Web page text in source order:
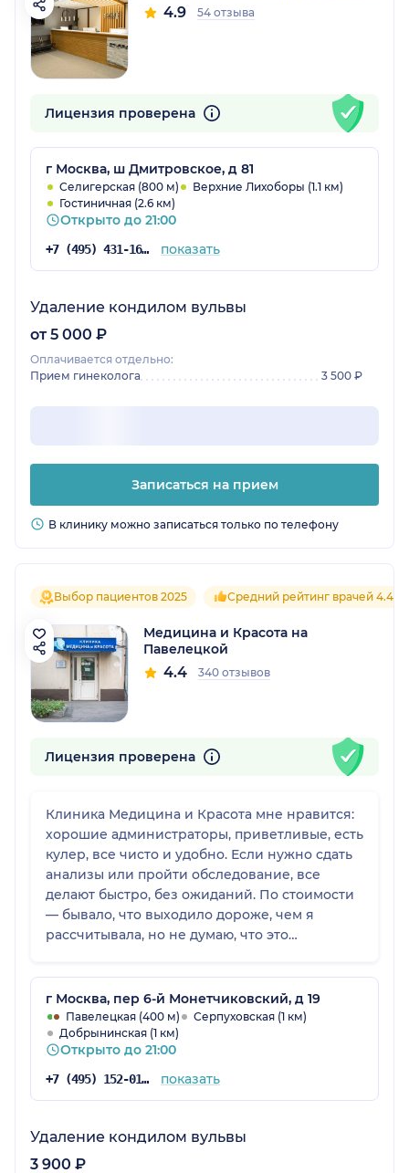
4.9 54 отзыва
Лицензия проверена
г Москва, ш Дмитровское, д 81
Селигерская (800 м)
Верхние Лихоборы (1.1 км)
Гостиничная (2.6 км)
Открыто до 21:00
+7 (495) 431-16-92 показать
Удаление кондилом вульвы
от 5 000 ₽
Оплачивается отдельно:
Прием гинеколога
3 500 ₽
Записаться на прием
В клинику можно записаться только по телефону
Выбор пациентов 2025 Средний рейтинг врачей 4.4
Медицина и Красота на
Павелецкой
4.4 340 отзывов
Лицензия проверена
Клиника Медицина и Красота мне нравится:
хорошие администраторы, приветливые, есть
кулер, все чисто и удобно. Если нужно сдать
анализы или пройти обследование, все
делают быстро, без ожиданий. По стоимости
— бывало, что выходило дороже, чем я
рассчитывала, но не думаю, что это
дополнительные анализы. В целом, я всем
довольна, и клиникой, и врачом.
г Москва, пер 6-й Монетчиковский, д 19
Павелецкая (400 м)
Серпуховская (1 км)
Добрынинская (1 км)
Открыто до 21:00
+7 (495) 152-01-15 показать
Удаление кондилом вульвы
3 900 ₽